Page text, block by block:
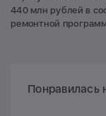
440 млн рублей в
ремонтной
Понравилась